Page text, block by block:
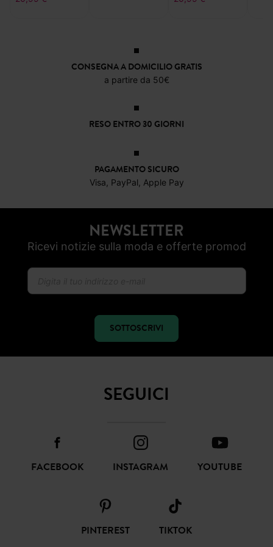
CONSEGNA A DOMICILIO GRATIS
a partire da 50€
RESO ENTRO 30 GIORNI
PAGAMENTO SICURO
Visa, PayPal, Apple Pay
NEWSLETTER
Ricevi notizie sulla moda e offerte promod
SOTTOSCRIVI
SEGUICI
FACEBOOK INSTAGRAM YOUTUBE
PINTEREST TIKTOK